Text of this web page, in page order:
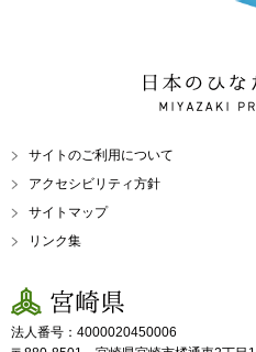
日本のひなた
MIYAZAKI
サイトのご利用について
アクセシビリティ方針
サイトマップ
リンク集
宮崎県
法人番号：4000020450006